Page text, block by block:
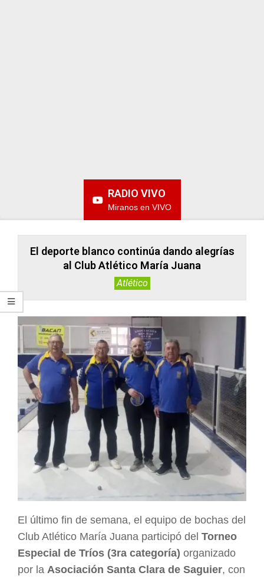
RADIO VIVO
Miranos en VIVO
El deporte blanco continúa dando alegrías
al Club Atlético María Juana
Atlético
El último fin de semana, el equipo de bochas del
Club Atlético María Juana participó del Torneo
Especial de Tríos (3ra categoría) organizado
por la Asociación Santa Clara de Saguier, con